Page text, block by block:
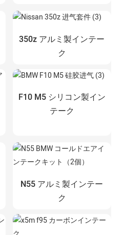
350z アルミ製インテー
ク
F10 M5 シリコン製イン
テーク
N55 アルミ製インテー
ク